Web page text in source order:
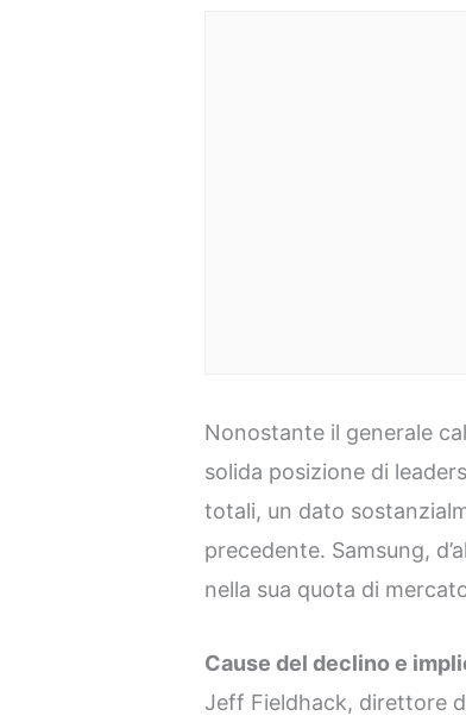
Nonostante il generale
solida posizione di
totali, un dato
precedente. Samsung,
nella sua quota di
Cause del declino e
Jeff Fieldhack, direttore